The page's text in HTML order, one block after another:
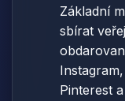
Základní
sbírat
Pinterest